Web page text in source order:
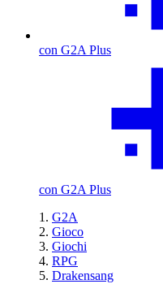
con G2A Plus
con G2A Plus
G2A
Gioco
Giochi
RPG
Drakensang